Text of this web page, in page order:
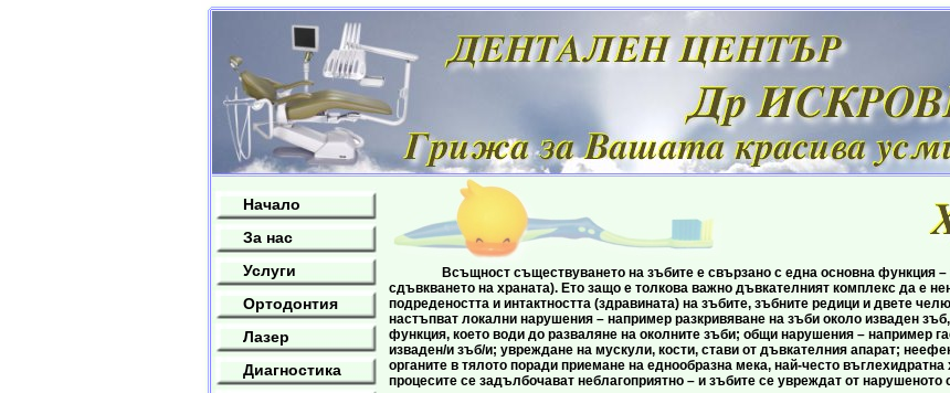
Начало
За нас
Услуги
Ортодонтия
Лазер
Диагностика
Всъщност съществуването на зъбите е свързано с една основна функция –
сдъвкването на храната). Ето защо е толкова важно дъвкателният комплекс да е
подредеността и интактността (здравината) на зъбите, зъбните редици и двете
настъпват локални нарушения – например разкривяване на зъби около изваден
функция, което води до разваляне на околните зъби; общи нарушения – например
изваден/и зъб/и; увреждане на мускули, кости, стави от дъвкателния апарат;
органите в тялото поради приемане на еднообразна мека, най-често
процесите се задълбочават неблагоприятно – и зъбите се увреждат от